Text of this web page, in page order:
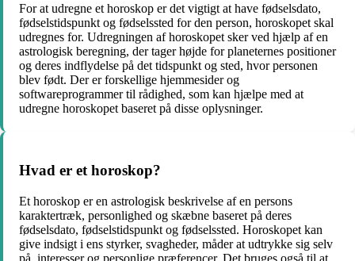
For at udregne et horoskop er det vigtigt at have fødselsdato,
fødselstidspunkt og fødselssted for den person, horoskopet skal
udregnes for. Udregningen af horoskopet sker ved hjælp af en
astrologisk beregning, der tager højde for planeternes positioner
og deres indflydelse på det tidspunkt og sted, hvor personen
blev født. Der er forskellige hjemmesider og
softwareprogrammer til rådighed, som kan hjælpe med at
udregne horoskopet baseret på disse oplysninger.
Hvad er et horoskop?
Et horoskop er en astrologisk beskrivelse af en persons
karaktertræk, personlighed og skæbne baseret på deres
fødselsdato, fødselstidspunkt og fødselssted. Horoskopet kan
give indsigt i ens styrker, svagheder, måder at udtrykke sig selv